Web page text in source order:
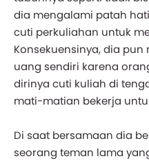
dia mengalami patah
cuti perkuliahan untuk
Konsekuensinya, dia
uang sendiri karena
dirinya cuti kuliah di
mati-matian bekerja
Di saat bersamaan dia
seorang teman lama